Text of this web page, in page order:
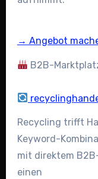
→ Angebot
B2B-
Recycling trifft
Keyword-
mit direktem
einen